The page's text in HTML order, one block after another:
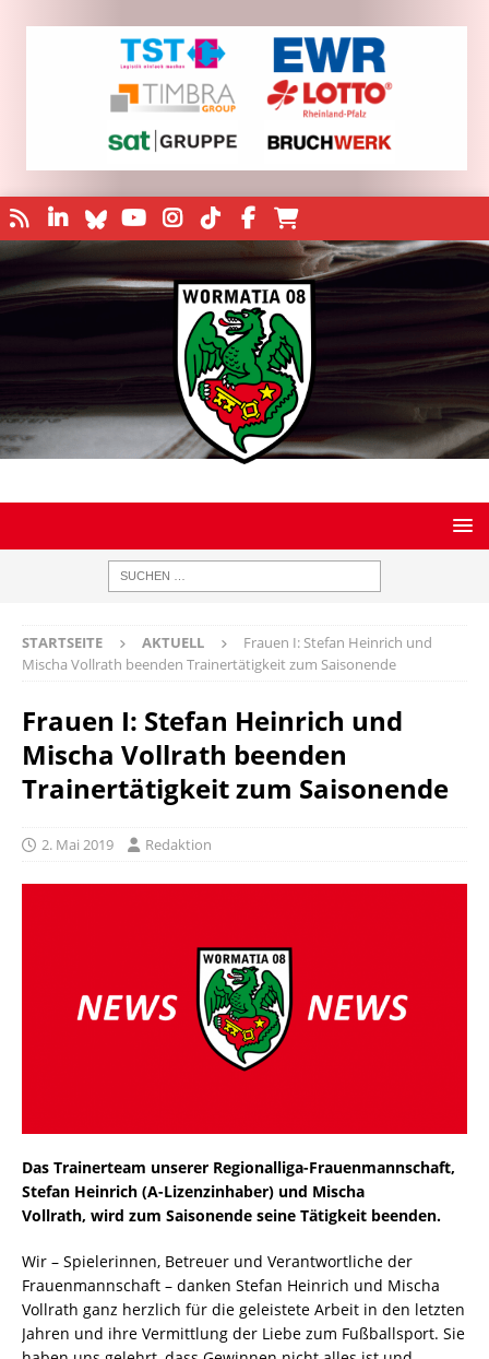
STARTSEITE AKTUELL
Frauen I: Stefan Heinrich und
Mischa Vollrath beenden Trainertätigkeit zum Saisonende
Frauen I: Stefan Heinrich und
Mischa Vollrath beenden
Trainertätigkeit zum Saisonende
2. Mai 2019 Redaktion
Das Trainerteam unserer Regionalliga-Frauenmannschaft,
Stefan Heinrich (A-Lizenzinhaber) und Mischa
Vollrath, wird zum Saisonende seine Tätigkeit beenden.
Wir – Spielerinnen, Betreuer und Verantwortliche der
Frauenmannschaft – danken Stefan Heinrich und Mischa
Vollrath ganz herzlich für die geleistete Arbeit in den letzten
Jahren und ihre Vermittlung der Liebe zum Fußballsport. Sie